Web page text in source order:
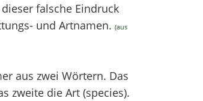
falsche Eindruck
und Artnamen. (aus
aus zwei Wörtern. Das
zweite die Art (species).